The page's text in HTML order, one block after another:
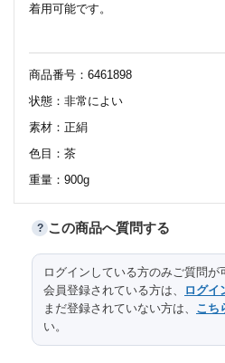
着用可能です。
商品番号：6461898
状態：非常によい
素材：正絹
色目：茶
重量：900g
サイズ（cm）
太鼓部
太鼓
? この商品へ質問する
ログインしている方のみご質問が
会員登録されている方は、
ログイ
まだ登録されていない方は、 こち
い。